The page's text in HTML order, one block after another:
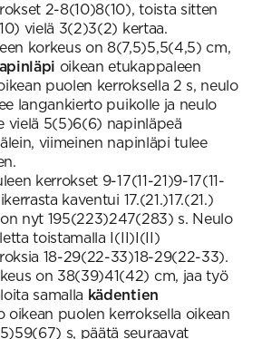
2-8(10)8(10), toista sitten
vielä 3(2)3(2) kertaa.
korkeus on 8(7,5)5,5(4,5) cm,
oikean etukappaleen
puolen kerroksella 2 s, neulo
langankierto puikolle ja neulo
vielä 5(5)6(6) napinläpeä
viimeinen napinläpi tulee
kerrokset 9-17(11-21)9-17(11-
kaventui 17.(21.)17.(21.)
nyt 195(223)247(283) s. Neulo
toistamalla I(II)I(II)
18-29(22-33)18-29(22-33).
on 38(39)41(42) cm, jaa työ
samalla kädentien
oikean puolen kerroksella oikean
s, päätä seuraavat